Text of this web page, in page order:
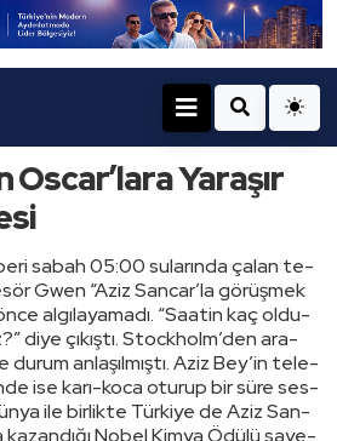
Oscar’lara Yaraşır
sabah 05:00 su­la­rın­da çalan te­
Gwen “Aziz San­car’la gö­rüş­mek
al­gı­la­ya­ma­dı. “Sa­atin kaç ol­du­
diye çı­kış­tı. Stock­holm’den ara­
durum an­la­şıl­mış­tı. Aziz Bey’in te­le­
ise ka­rı-ko­ca otu­rup bir süre ses­
ile bir­lik­te Tür­ki­ye de Aziz San­